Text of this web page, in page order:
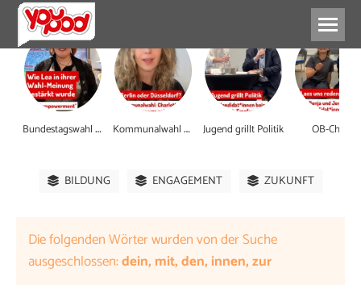
B
undestagswahl 2025 K
ommunalwahl erklärt Jugend grillt Politik OB-Check
BILDUNG ENGAGEMENT ZUKUNFT
Die folgenden Wörter wurden von der Suche
ausgeschlossen:dein, mit, den, innen, zur